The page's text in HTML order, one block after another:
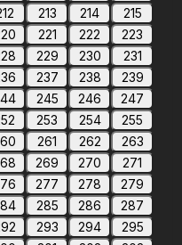
213 214
215
221 222
223
229 230
231
237 238
239
245 246
247
253 254
255
261 262
263
269 270
271
277 278
279
285 286
287
293 294
295